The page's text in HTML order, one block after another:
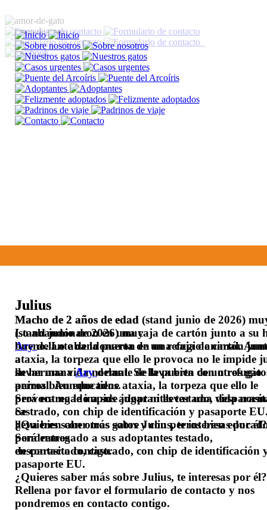
Julius
Macho de 2 años de edad (stand junio de 2026)
Lo abandonaron en una caja de cartón junto a su
Arydelante de la puerta de un refugio animal.
ataxia, la torpeza que ello le provoca no le impide
llevar una vida normal. Se lleva bien con otros
perros bien educados.
Será entregado a sus adoptantes testado,
castrado, con chip de identificación y pasaporte
¿Quieres saber más sobre Julius, te interesas por
pondremos
en contacto contigo.
Julius
Macho de 2 años de edad
(stand junio de 2026) muy
bueno. Lo abandonaron en una caja de cartón
a
su hermanaArydelante de la puerta de un refugio
animal. Aunque tiene ataxia, la torpeza que ello le
provoca no le impide jugar ni llevar una vida
Se
lleva bien con otros gatos y con perros bien
Será entregado a sus adoptantes testado,
desparasitado, castrado, con chip de identificación
pasaporte EU.
¿Quieres saber más sobre Julius, te interesas por él?
Rellena por favor el formulario de contacto y nos
pondremos en contacto contigo.